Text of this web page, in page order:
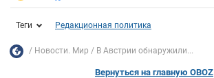
Теги Редакционная политика
Новости. Мир В Австрии обнаружили...
Вернуться на главную OBOZ